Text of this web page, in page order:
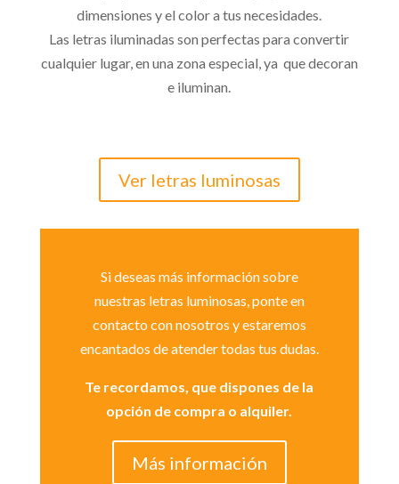
dimensiones y el color a tus necesidades.
Las letras iluminadas son perfectas para convertir
cualquier lugar, en una zona especial, ya que decoran
e iluminan.
Ver letras luminosas
Si deseas más información sobre
nuestras letras luminosas, ponte en
contacto con nosotros y estaremos
encantados de atender todas tus dudas.
Te recordamos, que dispones de la
opción de compra o alquiler.
Más información